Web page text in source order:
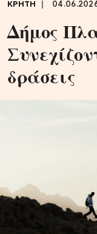
ΚΡΗΤΗ
Δήμος
δράσεις